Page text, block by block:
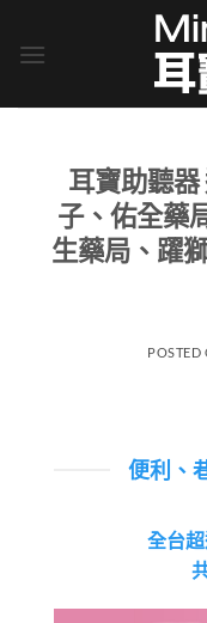
耳寶助聽
子、佑全藥
生藥局、躍
POSTED
便利、
全台